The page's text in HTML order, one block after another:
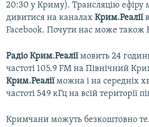
20:30 у Криму). Трансляцію
дивитися на каналах Крим.Реалії
Facebook. Почути нас може також
Радіо Крим.Реаліїмовить 24
частоті 105.9 FM на Північний
Крим.Реаліїможна і на середніх
частоті 549 кГц на всій території
Кримчани можуть безкоштовно